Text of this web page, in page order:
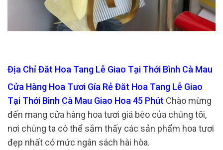
Địa Chỉ Đăt Hoa Tang Lễ Giao Tại Thới Bình Cà Mau
Cửa Hàng Hoa Tươi Gía Rẻ Đăt Hoa Tang Lễ Giao
Tại Thới Bình Cà Mau Giao Hoa 45 Phút Chào mừng
đến mang cửa hàng hoa tươi giá bèo của chúng tôi,
nơi chúng ta có thể sắm thấy các sản phẩm hoa tươi
đẹp nhất có mức ngân sách hài hòa.